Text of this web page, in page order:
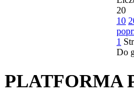
20
10
1
Do
PLATFORMA